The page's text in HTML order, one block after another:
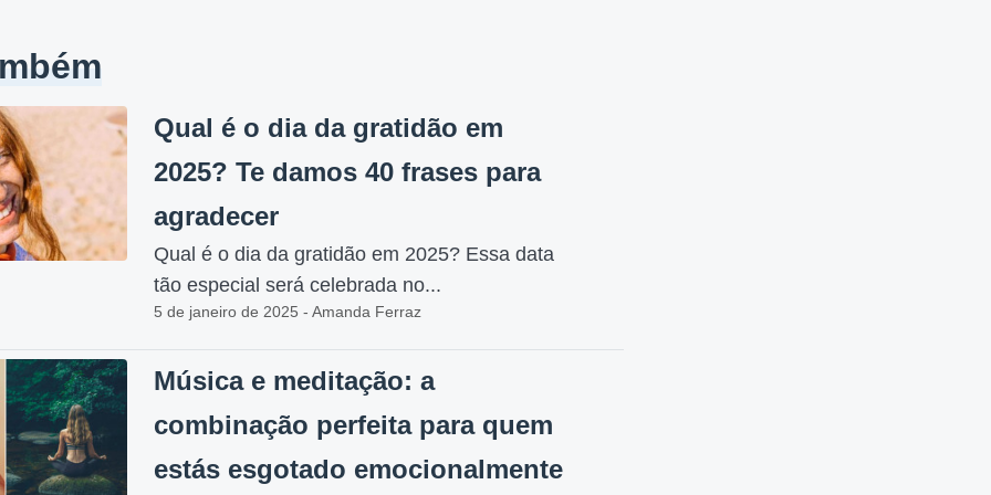
Qual é o dia da gratidão em
2025? Te damos 40 frases para
agradecer
Qual é o dia da gratidão em 2025? Essa data
tão especial será celebrada no...
5 de janeiro de 2025 - Amanda Ferraz
Música e meditação: a
combinação perfeita para quem
estás esgotado emocionalmente